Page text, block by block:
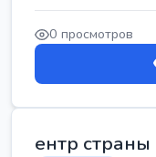
0 просмотров
ентр страны